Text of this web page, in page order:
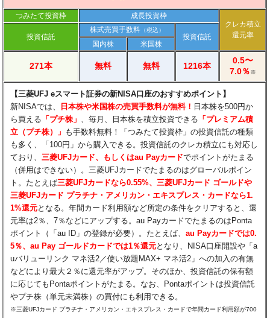
つみたて投資枠
成長投資枠
クレカ積立
還元率
投資信託
株式売買手数料（税込）
投資信託
国内株
米国株
271本 無料 無料 1216本
0.5〜
7.0％※
【三菱UFJ eスマート証券の新NISA口座のおすすめポイント】​
新NISAでは、
日本株や米国株の売買手数料が無料！ 日本株を500円か
ら買える 「プチ株」 、毎月、日本株を積立投資できる 「プレミアム積
立（プチ株）」 も手数料無料！「つみたて投資枠」の投資信託の種類
も多く、「100円」から購入できる。投資信託のクレカ積立にも対応し
ており、三菱UFJカード、もしくはau Payカードでポイントがたまる
（併用はできない）。三菱UFJカードでたまるのはグローバルポイン
ト。たとえば三菱UFJカードなら0.55%、三菱UFJカード ゴールドや
三菱UFJカード プラチナ・アメリカン・エキスプレス・カードなら1.
1%還元となる。年間カード利用額など所定の条件をクリアすると、還
元率は2％、7％などにアップする。au PayカードでたまるのはPonta
ポイント（「au ID」の登録が必要）。たとえば、au Payカードでは0.
5％、au Pay ゴールドカードでは1％還元となり、NISA口座開設や「a
uバリューリンク マネ活2／使い放題MAX+ マネ活2」への加入の有無
などにより最大２％に還元率がアップ。そのほか、投資信託の保有額
に応じてもPontaポイントがたまる。なお、Pontaポイントは投資信託
やプチ株（単元未満株）の買付にも利用できる。
※三菱UFJカード プラチナ・アメリカン・エキスプレス・カードで年間カード利用額が700